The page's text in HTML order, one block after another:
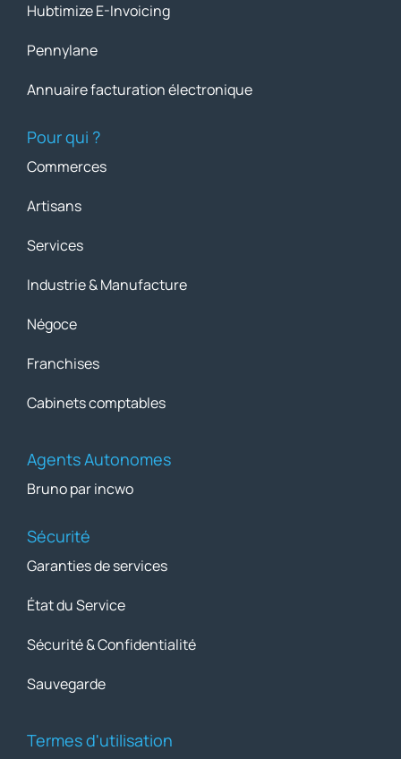
Hubtimize E-Invoicing
Pennylane
Annuaire facturation électronique
Pour qui ?
Commerces
Artisans
Services
Industrie & Manufacture
Négoce
Franchises
Cabinets comptables
Agents Autonomes
Bruno par incwo
Sécurité
Garanties de services
État du Service
Sécurité & Confidentialité
Sauvegarde
Termes d'utilisation